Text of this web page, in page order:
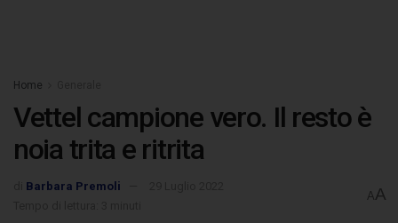
Home
Vettel campione vero. Il resto è
noia trita e ritrita
Barbara Premoli
AA